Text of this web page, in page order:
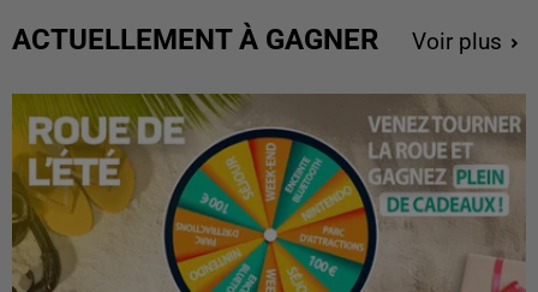
ACTUELLEMENT À GAGNER Voir plus